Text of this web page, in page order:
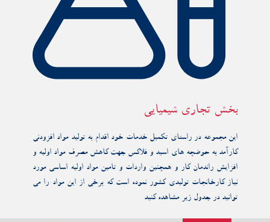
بخش تجاری شیمیایی
این مجموعه در راستای تکمیل خدمات خود اقدام به تولید مواد افزودنی
کارآمد به حوضچه های اسید و فلاکس جهت کاهش مصرف مواد اولیه و
افزایش راندمان کار و همچنین واردات و تامین مواد اولیه اساسی مورد
نیاز کارخانجات تولیدی کشور نموده است که برخی از این مواد را می
توانید در جدول زیر مشاهده کنید